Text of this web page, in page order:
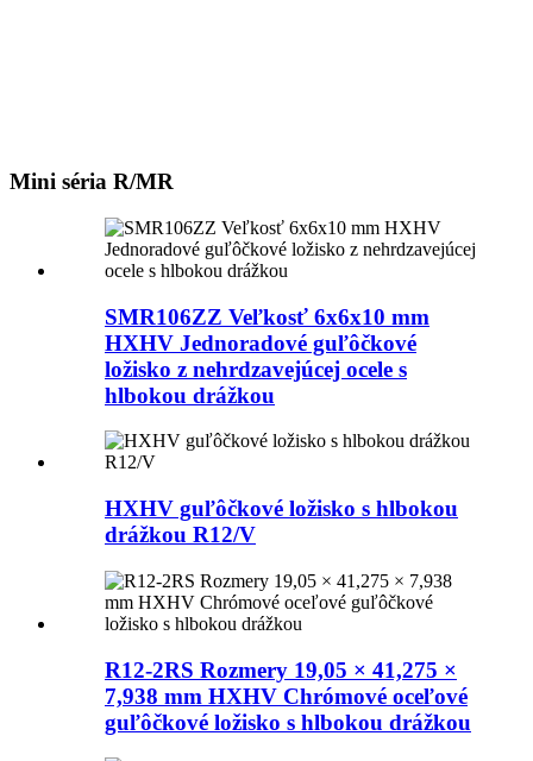
Mini séria R/MR
SMR106ZZ Veľkosť 6x6x10 mm
HXHV Jednoradové guľôčkové
ložisko z nehrdzavejúcej ocele s
hlbokou drážkou
HXHV guľôčkové ložisko s hlbokou
drážkou R12/V
R12-2RS Rozmery 19,05 × 41,275 ×
7,938 mm HXHV Chrómové oceľové
guľôčkové ložisko s hlbokou drážkou